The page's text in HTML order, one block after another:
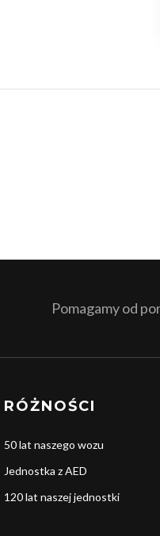
Pomagamy od
RÓŻNOŚCI
50 lat naszego wozu
Jednostka z AED
120 lat naszej jednostki